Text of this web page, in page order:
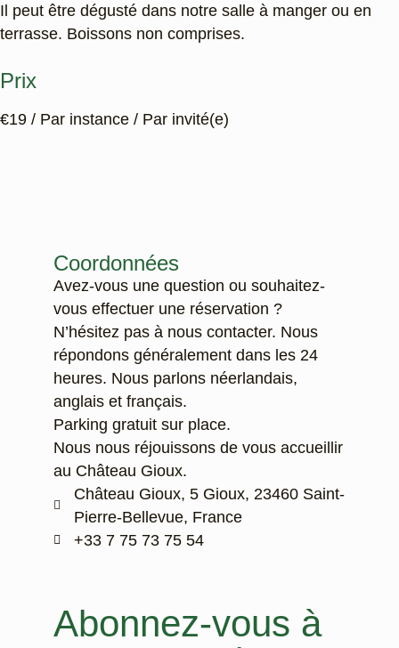
Il peut être dégusté dans notre salle à manger ou en
terrasse. Boissons non comprises.
Prix
€19 / Par instance / Par invité(e)
Coordonnées
Avez-vous une question ou souhaitez-
vous effectuer une réservation ?
N’hésitez pas à nous contacter. Nous
répondons généralement dans les 24
heures. Nous parlons néerlandais,
anglais et français.
Parking gratuit sur place.
Nous nous réjouissons de vous accueillir
au Château Gioux.
Château Gioux, 5 Gioux, 23460 Saint-
Pierre-Bellevue, France
‭+33 7 75 73 75 54‬
Abonnez-vous à